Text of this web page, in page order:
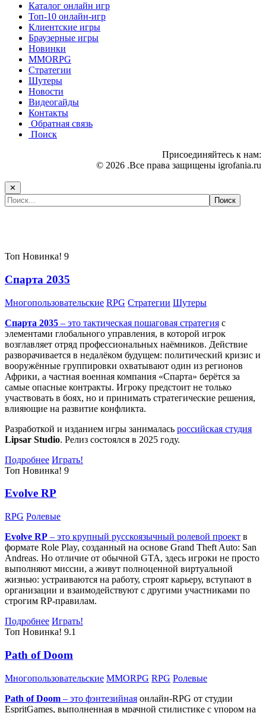
Каталог онлайн игр
Топ-10 онлайн-игр
Клиентские игры
Браузерные игры
Новинки
MMORPG
Стратегии
Шутеры
Новости
Видеогайды
Контакты
Обратная связь
Поиск
Присоединяйтесь к нам:
© 2026 .Все права защищены igrofania.ru
✕
Топ Новинка! 9
Спарта 2035
Многопользовательские RPG Стратегии Шутеры
Спарта 2035 – это тактическая пошаговая стратегия с
элементами глобального управления, в которой игрок
возглавляет отряд профессиональных наёмников. Действие
разворачивается в недалёком будущем: политический кризис и
вооружённые группировки охватывают один из регионов
Африки, а частная военная компания «Спарта» берётся за
самые опасные контракты. Игроку предстоит не только
участвовать в боях, но и принимать стратегические решения,
влияющие на развитие конфликта.
Разработкой и изданием игры занималась российская студия
Lipsar Studio. Релиз состоялся в 2025 году.
Подробнее Играть!
Топ Новинка! 9
Evolve RP
RPG Ролевые
Evolve RP – это крупный русскоязычный ролевой проект в
формате Role Play, созданный на основе Grand Theft Auto: San
Andreas. Но отличие от обычной GTA, здесь игроки не просто
выполняют миссии, а живут полноценной виртуальной
жизнью: устраиваются на работу, строят карьеру, вступают в
организации и взаимодействуют с другими участниками по
строгим RP-правилам.
Подробнее Играть!
Топ Новинка! 9.1
Path of Doom
Многопользовательские MMORPG RPG Ролевые
Path of Doom – это фэнтезийная онлайн-RPG от студии
EspritGames, выполненная в мрачной стилистике с упором на